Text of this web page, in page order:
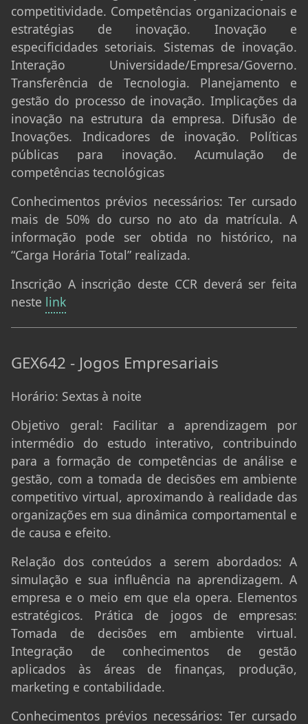
competitividade. Competências organizacionais e
estratégias de inovação. Inovação e
especificidades setoriais. Sistemas de inovação.
Interação Universidade/Empresa/Governo.
Transferência de Tecnologia. Planejamento e
gestão do processo de inovação. Implicações da
inovação na estrutura da empresa. Difusão de
Inovações. Indicadores de inovação. Políticas
públicas para inovação. Acumulação de
competências tecnológicas
Conhecimentos prévios necessários: Ter cursado
mais de 50% do curso no ato da matrícula. A
informação pode ser obtida no histórico, na
“Carga Horária Total” realizada.
Inscrição A inscrição deste CCR deverá ser feita
neste link
GEX642 - Jogos Empresariais
Horário: Sextas à noite
Objetivo geral: Facilitar a aprendizagem por
intermédio do estudo interativo, contribuindo
para a formação de competências de análise e
gestão, com a tomada de decisões em ambiente
competitivo virtual, aproximando à realidade das
organizações em sua dinâmica comportamental e
de causa e efeito.
Relação dos conteúdos a serem abordados: A
simulação e sua influência na aprendizagem. A
empresa e o meio em que ela opera. Elementos
estratégicos. Prática de jogos de empresas:
Tomada de decisões em ambiente virtual.
Integração de conhecimentos de gestão
aplicados às áreas de finanças, produção,
marketing e contabilidade.
Conhecimentos prévios necessários: Ter cursado